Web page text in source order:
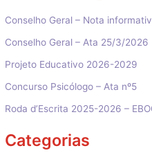
Conselho Geral – Nota
Conselho Geral – Ata 25/3/2026
Projeto Educativo 2026-2029
Concurso Psicólogo – Ata nº5
Roda d’Escrita 2025-2026 –
Categorias